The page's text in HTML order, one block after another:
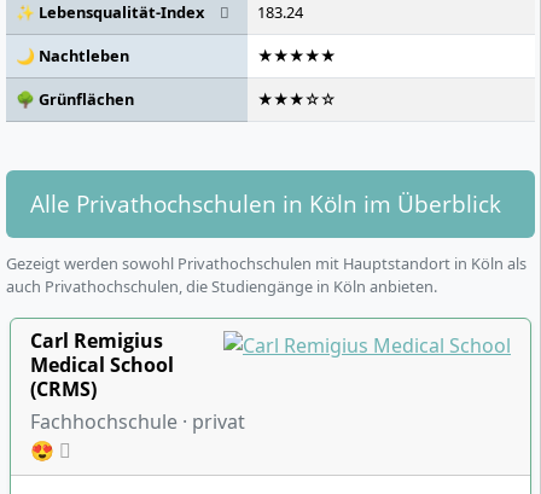
✨ Lebensqualität-Index
183.24
🌙 Nachtleben
★★★★★
🌳 Grünflächen
★★★☆☆
Alle Privathochschulen in Köln im Überblick
Gezeigt werden sowohl Privathochschulen mit Hauptstandort in Köln als
auch Privathochschulen, die Studiengänge in Köln anbieten.
Carl Remigius
Medical School
(CRMS)
Fachhochschule · privat
😍